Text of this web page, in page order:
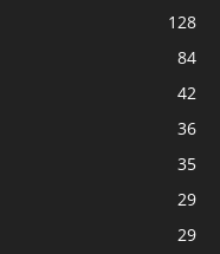
128
84
42
36
35
29
29